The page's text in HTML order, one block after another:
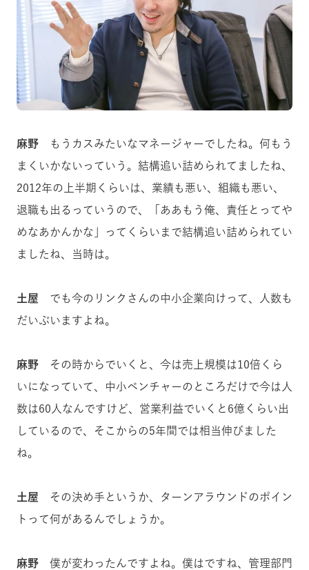
麻野 もうカスみたいなマネージャーでしたね。何もう
まくいかないっていう。結構追い詰められてましたね、
2012年の上半期くらいは、業績も悪い、組織も悪い、
退職も出るっていうので、「ああもう俺、責任とってや
めなあかんかな」ってくらいまで結構追い詰められてい
ましたね、当時は。
土屋 でも今のリンクさんの中小企業向けって、人数も
だいぶいますよね。
麻野 その時からでいくと、今は売上規模は10倍くら
いになっていて、中小ベンチャーのところだけで今は人
数は60人なんですけど、営業利益でいくと6億くらい出
しているので、そこからの5年間では相当伸びました
ね。
土屋 その決め手というか、ターンアラウンドのポイン
トって何があるんでしょうか。
麻野 僕が変わったんですよね。僕はですね、管理部門